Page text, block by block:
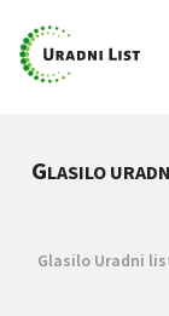
GLASILO
Glasilo Uradni